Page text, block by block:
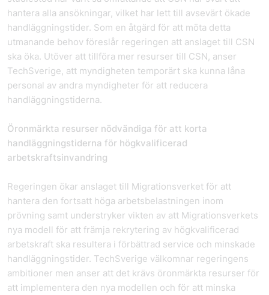
hantera alla ansökningar, vilket har lett till avsevärt ökade
handläggningstider. Som en åtgärd för att möta detta
utmanande behov föreslår regeringen att anslaget till CSN
ska öka. Utöver att tillföra mer resurser till CSN, anser
TechSverige, att myndigheten temporärt ska kunna låna
personal av andra myndigheter för att reducera
handläggningstiderna.
Öronmärkta resurser nödvändiga för att korta
handläggningstiderna för högkvalificerad
arbetskraftsinvandring
Regeringen ökar anslaget till Migrationsverket för att
hantera den fortsatt höga arbetsbelastningen inom
prövning samt understryker vikten av att Migrationsverkets
nya modell för att främja rekrytering av högkvalificerad
arbetskraft ska resultera i förbättrad service och minskade
handläggningstider. TechSverige välkomnar regeringens
ambitioner men anser att det krävs öronmärkta resurser för
att implementera den nya modellen och för att minska